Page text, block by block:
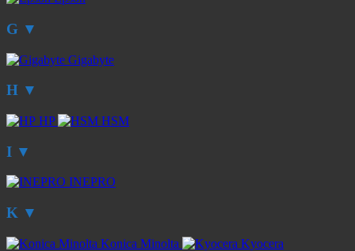
G ▼
Gigabyte
H ▼
HP HSM
I ▼
INEPRO
K ▼
Konica Minolta Kyocera